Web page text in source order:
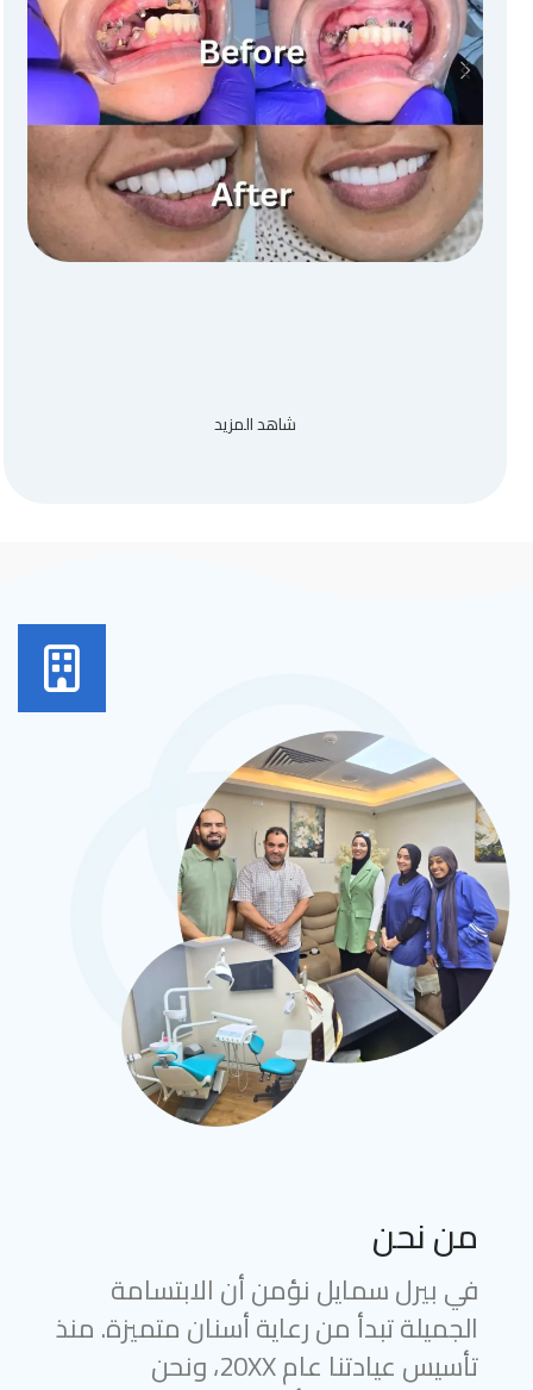
شاهد المزيد
من نحن
في بيرل سمايل نؤمن أن الابتسامة
الجميلة تبدأ من رعاية أسنان متميزة. منذ
تأسيس عيادتنا عام 20XX، ونحن